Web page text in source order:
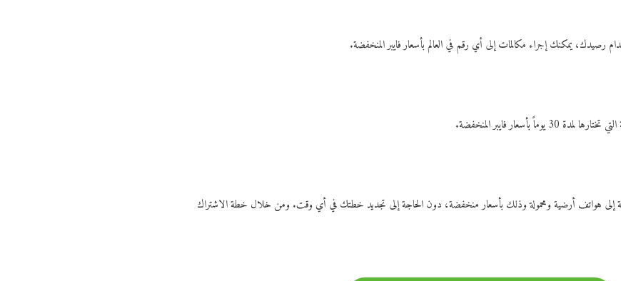
إلى هواتف أرضية ومحمولة وذلك بأسعار منخفضة، دون الحاجة إلى تجديد خطتك في أي وقت. ومن خلال خطة الاشتراك